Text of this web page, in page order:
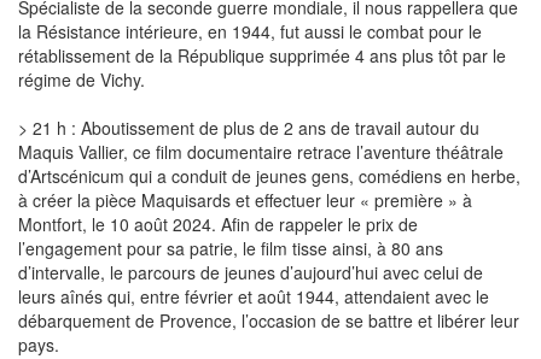
Spécialiste de la seconde guerre mondiale, il nous rappellera que
la Résistance intérieure, en 1944, fut aussi le combat pour le
rétablissement de la République supprimée 4 ans plus tôt par le
régime de Vichy.
> 21 h : Aboutissement de plus de 2 ans de travail autour du
Maquis Vallier, ce film documentaire retrace l’aventure théâtrale
d’Artscénicum qui a conduit de jeunes gens, comédiens en herbe,
à créer la pièce Maquisards et effectuer leur « première » à
Montfort, le 10 août 2024. Afin de rappeler le prix de
l’engagement pour sa patrie, le film tisse ainsi, à 80 ans
d’intervalle, le parcours de jeunes d’aujourd’hui avec celui de
leurs aînés qui, entre février et août 1944, attendaient avec le
débarquement de Provence, l’occasion de se battre et libérer leur
pays.